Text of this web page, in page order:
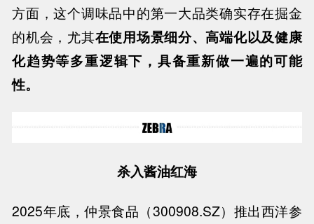
方面，这个调味品中的第一大品类确实存在掘金
的机会，尤其在使用场景细分、高端化以及健康
化趋势等多重逻辑下，具备重新做一遍的可能
性。
杀入酱油红海
2025年底，仲景食品（300908.SZ）推出西洋参